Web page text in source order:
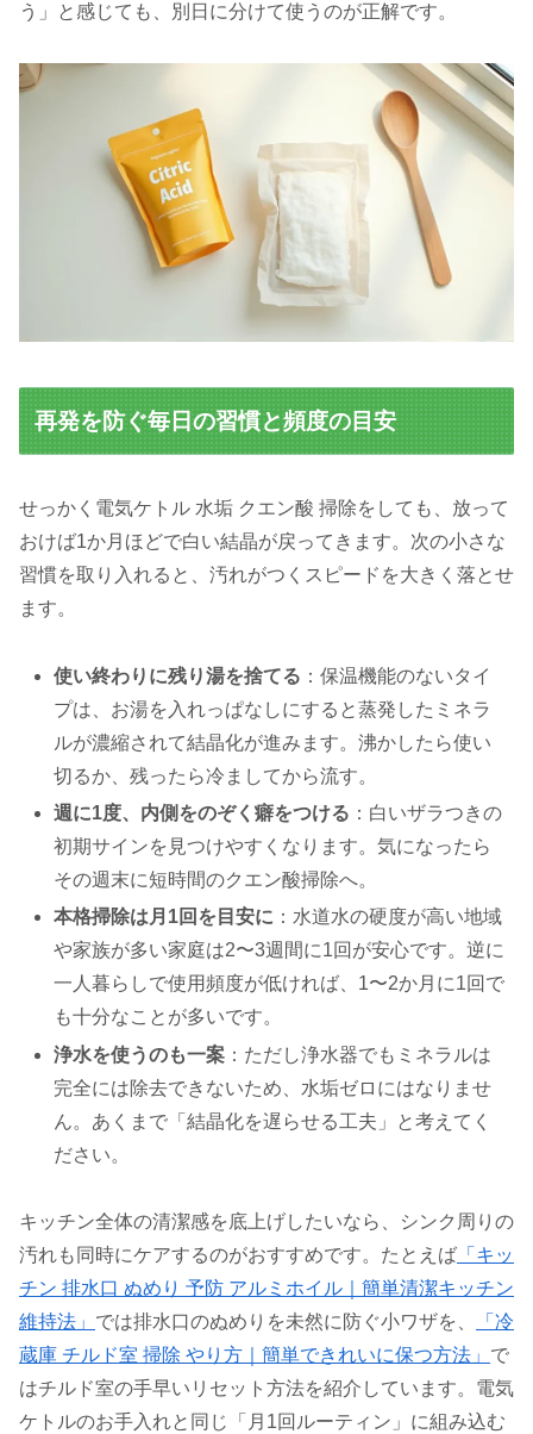
う」と感じても、別日に分けて使うのが正解です。
再発を防ぐ毎日の習慣と頻度の目安
せっかく電気ケトル 水垢 クエン酸 掃除をしても、放って
おけば1か月ほどで白い結晶が戻ってきます。次の小さな
習慣を取り入れると、汚れがつくスピードを大きく落とせ
ます。
使い終わりに残り湯を捨てる ：保温機能のないタイ
プは、お湯を入れっぱなしにすると蒸発したミネラ
ルが濃縮されて結晶化が進みます。沸かしたら使い
切るか、残ったら冷ましてから流す。
週に1度、内側をのぞく癖をつける ：白いザラつきの
初期サインを見つけやすくなります。気になったら
その週末に短時間のクエン酸掃除へ。
本格掃除は月1回を目安に ：水道水の硬度が高い地域
や家族が多い家庭は2〜3週間に1回が安心です。逆に
一人暮らしで使用頻度が低ければ、1〜2か月に1回で
も十分なことが多いです。
浄水を使うのも一案 ：ただし浄水器でもミネラルは
完全には除去できないため、水垢ゼロにはなりませ
ん。あくまで「結晶化を遅らせる工夫」と考えてく
ださい。
キッチン全体の清潔感を底上げしたいなら、シンク周りの
汚れも同時にケアするのがおすすめです。たとえば 「キッ
チン 排水口 ぬめり 予防 アルミホイル｜簡単清潔キッチン
維持法」 では排水口のぬめりを未然に防ぐ小ワザを、
「冷
蔵庫 チルド室 掃除 やり方｜簡単できれいに保つ方法」 で
はチルド室の手早いリセット方法を紹介しています。電気
ケトルのお手入れと同じ「月1回ルーティン」に組み込む